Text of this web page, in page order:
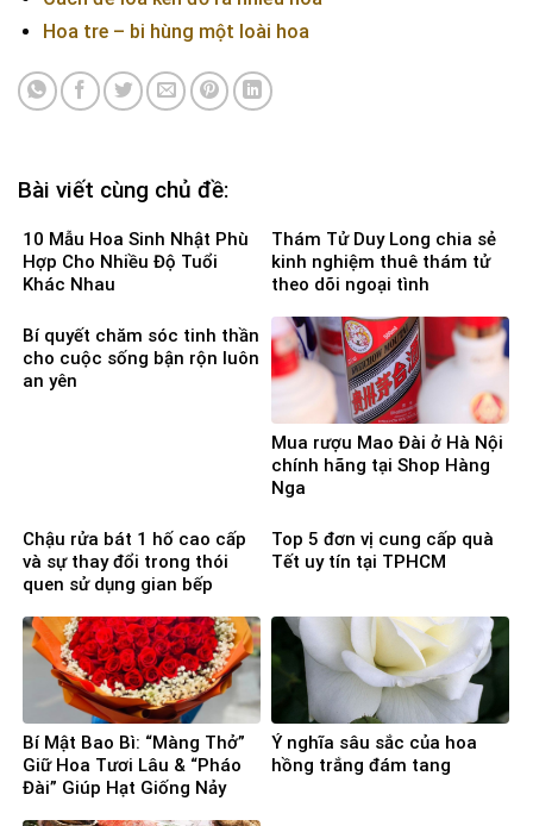
Hoa tre – bi hùng một loài hoa
Bài viết cùng chủ đề:
10 Mẫu Hoa Sinh Nhật Phù
Hợp Cho Nhiều Độ Tuổi
Khác Nhau
Thám Tử Duy Long chia sẻ
kinh nghiệm thuê thám tử
theo dõi ngoại tình
Bí quyết chăm sóc tinh thần
cho cuộc sống bận rộn luôn
an yên
Mua rượu Mao Đài ở Hà Nội
chính hãng tại Shop Hàng
Nga
Chậu rửa bát 1 hố cao cấp
và sự thay đổi trong thói
quen sử dụng gian bếp
Top 5 đơn vị cung cấp quà
Tết uy tín tại TPHCM
Bí Mật Bao Bì: “Màng Thở”
Giữ Hoa Tươi Lâu & “Pháo
Đài” Giúp Hạt Giống Nảy
Ý nghĩa sâu sắc của hoa
hồng trắng đám tang